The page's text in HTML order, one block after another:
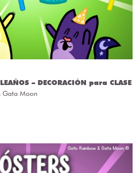
– DECORACIÓN para CLASE
Gata Moon